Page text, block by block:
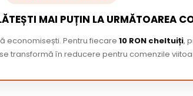
MAI PUȚIN LA URMĂTOAREA
economisești. Pentru fiecare 10 RON cheltuiți,
transformă în reducere pentru comenzile